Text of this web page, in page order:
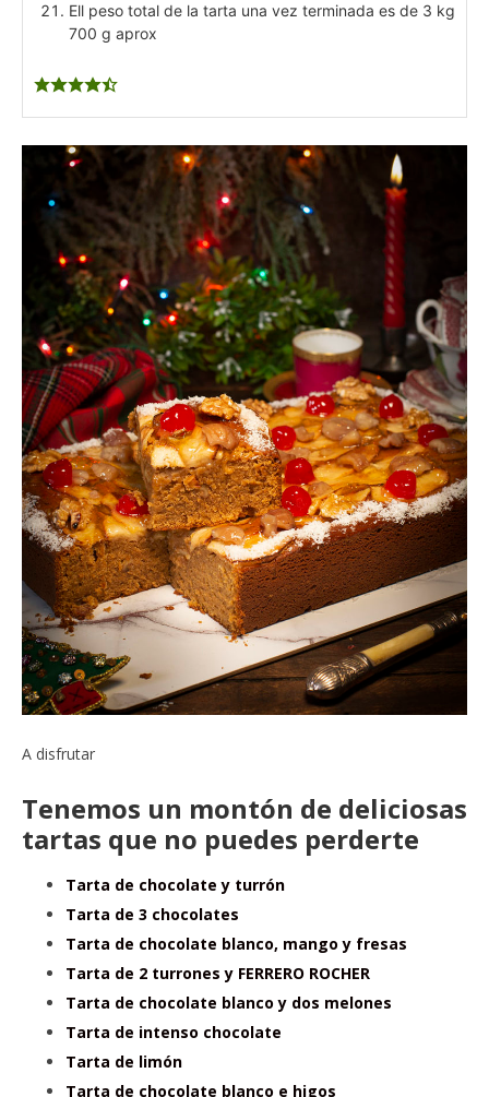
Ell peso total de la tarta una vez terminada es de 3 kg
700 g aprox
A disfrutar
Tenemos un montón de deliciosas
tartas que no puedes perderte
Tarta de chocolate y turrón
Tarta de 3 chocolates
Tarta de chocolate blanco, mango y fresas
Tarta de 2 turrones y FERRERO ROCHER
Tarta de chocolate blanco y dos melones
Tarta de intenso chocolate
Tarta de limón
Tarta de chocolate blanco e higos